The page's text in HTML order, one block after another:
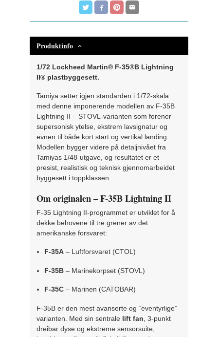
Produktinfo
1/72 Lockheed Martin® F-35®B Lightning
II® plastbyggesett.
Tamiya setter igjen standarden i 1/72-skala
med denne imponerende modellen av F-35B
Lightning II – STOVL-varianten som forener
supersonisk ytelse, ekstrem lavsignatur og
evnen til både kort start og vertikal landing.
Modellen bygger videre på detaljnivået fra
Tamiyas 1/48-utgave, og resultatet er et
presist, realistisk og teknisk gjennomarbeidet
byggesett i toppklassen.
Om originalen – F-35B Lightning II
F-35 Lightning II-programmet er utviklet for å
dekke behovene til tre grener av det
amerikanske forsvaret:
F-35A– Luftforsvaret (CTOL)
F-35B– Marinekorpset (STOVL)
F-35C– Marinen (CATOBAR)
F-35B er den mest avanserte og “eventyrlige”
varianten. Med sin sentrale lift fan , 3-punkt
dreibar dyse og ekstreme sensorsuite,